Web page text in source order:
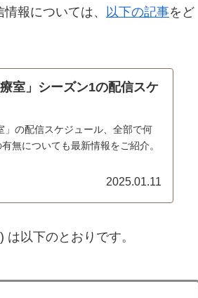
情報については、 以下の記事をど
室」シーズン1の配信スケ
」の配信スケジュール、全部で何
無についても最新情報をご紹介。
2025.01.11
は以下のとおりです。